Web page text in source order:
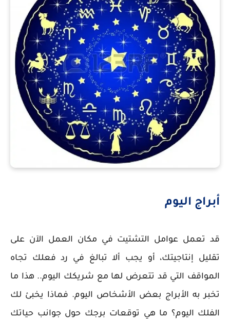
أبراج اليوم
قد تعمل عوامل التشتيت في مكان العمل الآن على
تقليل إنتاجيتك، أو يجب ألا تبالغ في رد فعلك تجاه
المواقف التي قد تتعرض لها مع شريكك اليوم.. هذا ما
تخبر به الأبراج بعض الأشخاص اليوم. فماذا يخبئ لك
الفلك اليوم؟ ما هي توقعات برجك حول جوانب حياتك